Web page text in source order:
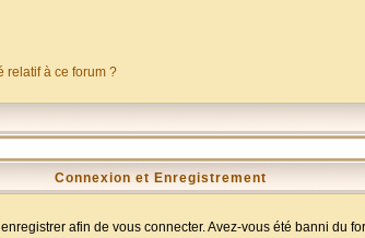
relatif à ce forum ?
Connexion et Enregistrement
afin de vous connecter. Avez-vous été banni du